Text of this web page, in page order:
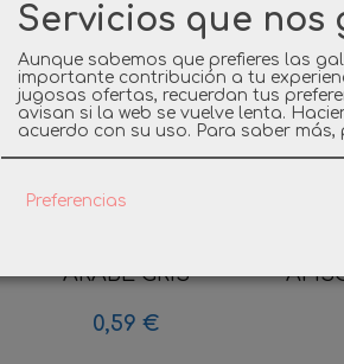
ARABE GRIS
0,59 €
Servicios que
Aunque sabemos que prefieres las
importante contribución a tu
jugosas ofertas, recuerdan tus
avisan si la web se vuelve lenta.
acuerdo con su uso. Para saber
Preferencias